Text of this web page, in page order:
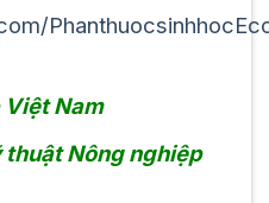
Việt Nam
thuật Nông nghiệp